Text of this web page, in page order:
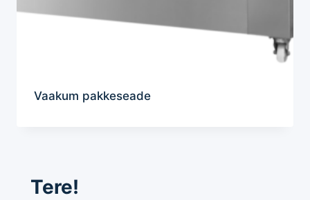
Vaakum pakkeseade
Tere!